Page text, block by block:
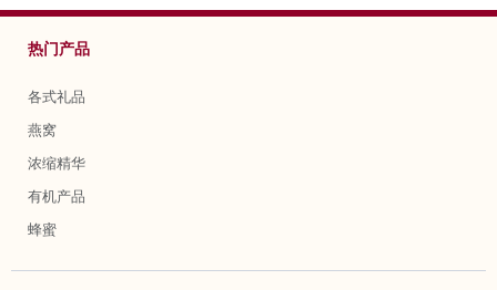
热门产品
各式礼品
燕窝
浓缩精华
有机产品
蜂蜜